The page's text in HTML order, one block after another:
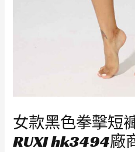
女款黑色拳擊短
RUXI hk3494廠